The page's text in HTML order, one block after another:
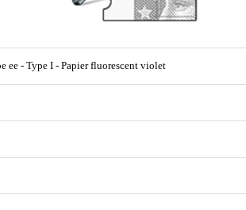
ee - Type I - Papier fluorescent violet